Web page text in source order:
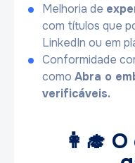
Melhoria de
com títulos que
LinkedIn ou em
Conformidade
como Abra o
verificáveis.
👩‍🎓